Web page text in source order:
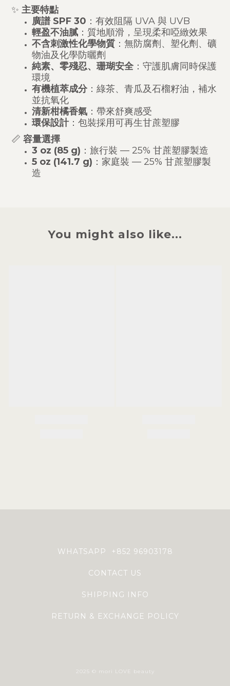
✨ 主要特點
廣譜 SPF 30 ：有效阻隔 UVA 與 UVB
輕盈不油膩 ：質地順滑，呈現柔和啞緻效果
不含刺激性化學物質 ：無防腐劑、塑化劑、礦
物油及化學防曬劑
純素、零殘忍、珊瑚安全 ：守護肌膚同時保護
環境
有機植萃成分：綠茶、青瓜及石榴籽油，補水
並抗氧化
清新柑橘香氣 ：帶來舒爽感受
環保設計：包裝採用可再生甘蔗塑膠
📏 容量選擇
3 oz (85 g) ：旅行裝 — 25% 甘蔗塑膠製造
5 oz (141.7 g) ：家庭裝 — 25% 甘蔗塑膠製
造
You might also like...
WHATSAPP +852 96903178
CONTACT US
SHIPPING INFO
RETURN & EXCHANGE POLICY
2025 © mori LOVE beauty